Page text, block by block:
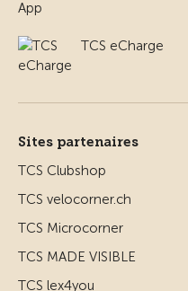
TCS eCharge
Sites partenaires
TCS Clubshop
TCS velocorner.ch
TCS Microcorner
TCS MADE VISIBLE
TCS lex4you